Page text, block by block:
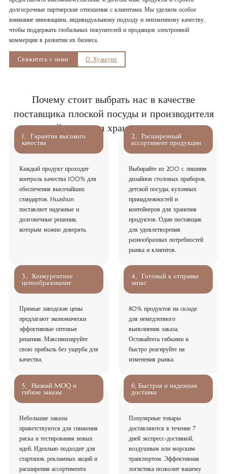
долгосрочные партнерские отношения с клиентами. Мы уделяем особое
внимание инновациям, индивидуальному подходу и неизменному качеству,
чтобы поддержать глобальных покупателей и продавцов электронной
коммерции в развитии их бизнеса.
Свяжитесь с нами О Хуашуне
Почему стоит выбрать нас в качестве
поставщика плоской посуды и производителя
контейнеров для хранения продуктов
1、Гарантия высокого
качества
Каждый продукт проходит
контроль качества 100% для
обеспечения высочайших
стандартов. Huashun
поставляет надежные и
долговечные решения,
которым можно доверять.
2、Расширенный
ассортимент продукции
Выбирайте из 200 с лишним
дизайнов столовых приборов,
детской посуды, кухонных
принадлежностей и
контейнеров для хранения
продуктов. Один поставщик
для удовлетворения
разнообразных потребностей
рынка и клиентов.
3、Конкурентное
ценообразование
Прямые заводские цены
предлагают экономически
эффективные оптовые
решения. Максимизируйте
свою прибыль без ущерба для
качества.
4、Готовый к отправке
запас
80% продуктов на складе
для немедленного
выполнения заказа.
Оставайтесь гибкими и
быстро реагируйте на
изменения рынка.
5、Низкий MOQ и
гибкие заказы
Небольшие заказы
приветствуются для снижения
риска и тестирования новых
идей. Идеально подходит для
стартапов, рекламных акций и
расширения ассортимента
6, Быстрая и надежная
доставка
Популярные товары
доставляются в течение 7
дней экспресс-доставкой,
воздушным или морским
транспортом. Эффективная
логистика позволит вашему